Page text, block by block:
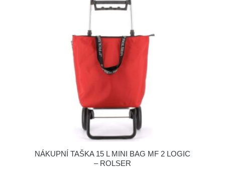
NÁKUPNÍ TAŠKA 15 L MINI BAG MF 2 LOGIC
– ROLSER